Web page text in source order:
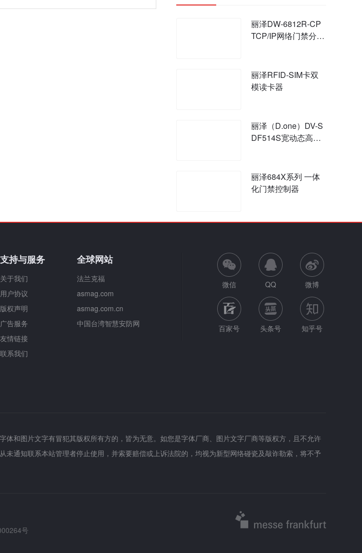
丽泽DW-6812R-CP
TCP/IP网络门禁分控
丽泽RFID-SIM卡双
模读卡器
丽泽（D.one）DV-S
DF514S宽动态高清
丽泽684X系列 一体
化门禁控制器
支持与服务
关于我们
用户协议
版权声明
广告服务
友情链接
联系我们
全球网站
法兰克福
asmag.com
asmag.com.cn
中国台湾智慧安防网
微信 QQ 微博
百家号 头条号 知乎号
和图片文字有冒犯其版权所有方的，皆为无意。如您是字体厂商、图片文字厂商等版权方，且不允许
通知联系本站管理者停止使用，并索要赔偿或上诉法院的，均视为新型网络碰瓷及敲诈勒索，将不予
号